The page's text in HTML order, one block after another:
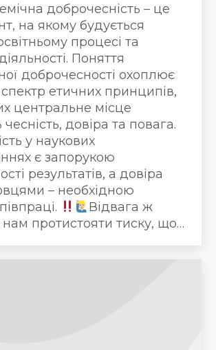
доброчесність – це
на якому будується
процесі та
Поняття
доброчесності охоплює
етичних принципів,
центральне місце
довіра та повага.
у наукових
є запорукою
результатів, а довіра
– необхідною
Відвага ж
протистояти тиску, що…